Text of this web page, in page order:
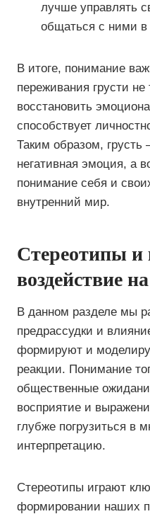
лучше управлять
общаться с ними в
В итоге, понимание
переживания грусти не
восстановить
способствует
Таким образом, грусть
негативная эмоция, а
понимание себя и
внутренний мир.
Стереотипы и
воздействие
В данном разделе мы
предрассудки и
формируют и
реакции. Понимание
общественные
восприятие и
глубже погрузиться в
интерпретацию.
Стереотипы играют
формировании наших